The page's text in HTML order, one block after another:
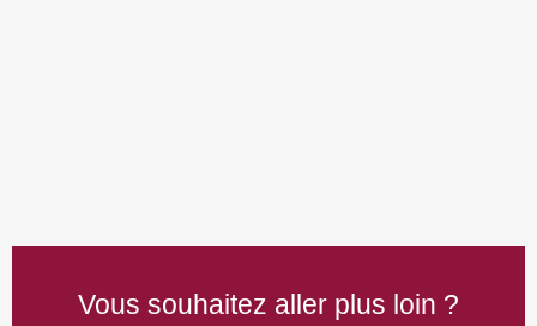
Vous souhaitez aller plus loin ?